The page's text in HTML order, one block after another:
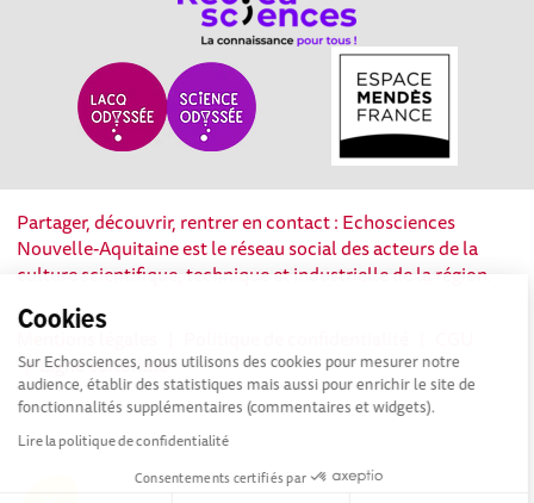
Cookies
Sur Echosciences, nous utilisons des cookies pour mesurer notre
audience, établir des statistiques mais aussi pour enrichir le site de
fonctionnalités supplémentaires (commentaires et widgets).
Lire la politique de confidentialité
Consentements certifiés par
Partager, découvrir, rentrer en contact : Echosciences
Nouvelle-Aquitaine est le réseau social des acteurs de la
culture scientifique, technique et industrielle de la région.
Mentions légales
|Ligne éditoriale